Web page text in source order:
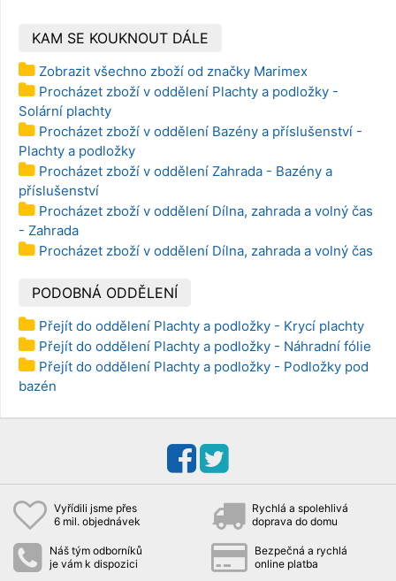
KAM SE KOUKNOUT DÁLE
Zobrazit všechno zboží od značky Marimex
Procházet zboží v oddělení Plachty a podložky -
Solární plachty
Procházet zboží v oddělení Bazény a příslušenství -
Plachty a podložky
Procházet zboží v oddělení Zahrada - Bazény a
příslušenství
Procházet zboží v oddělení Dílna, zahrada a volný čas
- Zahrada
Procházet zboží v oddělení Dílna, zahrada a volný čas
PODOBNÁ ODDĚLENÍ
Přejít do oddělení Plachty a podložky - Krycí plachty
Přejít do oddělení Plachty a podložky - Náhradní fólie
Přejít do oddělení Plachty a podložky - Podložky pod
bazén
Vyřídili jsme přes
6 mil. objednávek
Rychlá a spolehlivá
doprava do domu
Náš tým odborníků
je vám k dispozici
Bezpečná a rychlá
online platba